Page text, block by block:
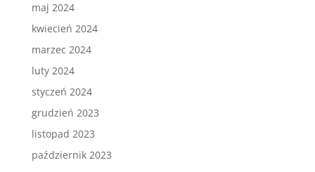
maj 2024
kwiecień 2024
marzec 2024
luty 2024
styczeń 2024
grudzień 2023
listopad 2023
październik 2023